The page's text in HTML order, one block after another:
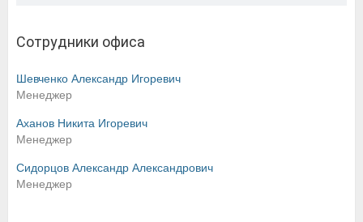
Сотрудники офиса
Шевченко Александр Игоревич
Менеджер
Аханов Никита Игоревич
Менеджер
Сидорцов Александр Александрович
Менеджер